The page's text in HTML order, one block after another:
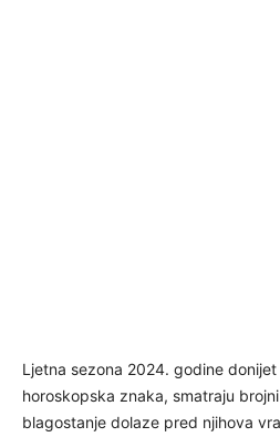
Ljetna sezona 2024. godine
horoskopska znaka, smatraju
blagostanje dolaze pred njihova